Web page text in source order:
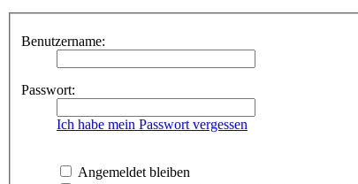
Benutzername:
Passwort:
Ich habe mein Passwort vergessen
Angemeldet bleiben